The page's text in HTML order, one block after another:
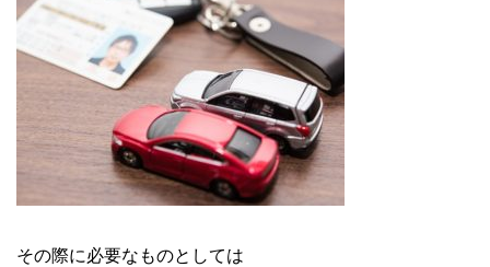
その際に必要なものとしては